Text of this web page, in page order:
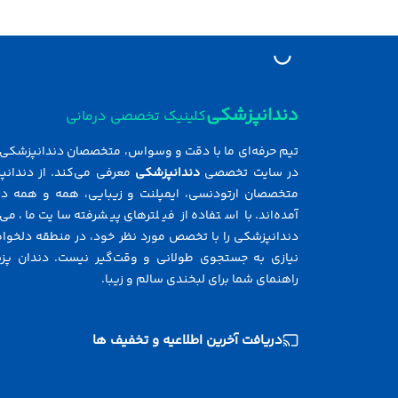
دندانپزشکیکلینیک تخصصی درمانی
تیم حرفه‌ای ما با دقت و وسواس، متخصصان دندانپزشکی
در سایت تخصصی دندانپزشکی معرفی می‌کند. از
متخصصان ارتودنسی، ایمپلنت و زیبایی، همه و همه
آمده‌اند. با استفاده از فیلترهای پیشرفته سایت ما،
دندانپزشکی را با تخصص مورد نظر خود، در منطقه
نیازی به جستجوی طولانی و وقت‌گیر نیست. دندان
راهنمای شما برای لبخندی سالم و زیبا.
دریافت آخرین اطلاعیه و تخفیف ها